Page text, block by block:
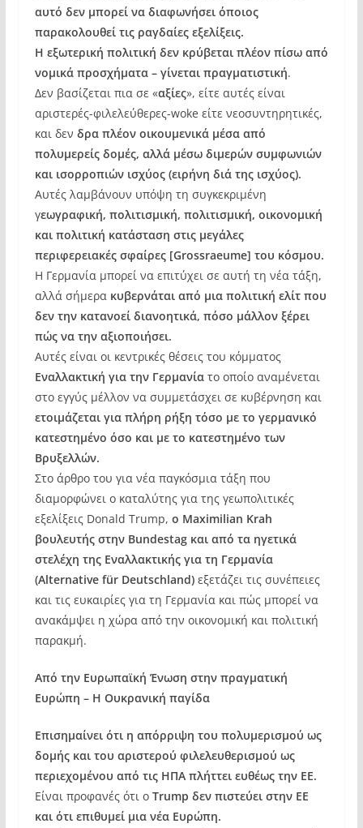
αυτό δεν μπορεί να διαφωνήσει όποιος
παρακολουθεί τις ραγδαίες εξελίξεις.
Η εξωτερική πολιτική δεν κρύβεται πλέον πίσω από
νομικά προσχήματα – γίνεται πραγματιστική.
Δεν βασίζεται πια σε «αξίες», είτε αυτές είναι
αριστερές-φιλελεύθερες-woke είτε νεοσυντηρητικές,
και δεν δρα πλέον οικουμενικά μέσα από
πολυμερείς δομές, αλλά μέσω διμερών συμφωνιών
και ισορροπιών ισχύος (ειρήνη διά της ισχύος).
Αυτές λαμβάνουν υπόψη τη συγκεκριμένη
γεωγραφική, πολιτισμική, πολιτισμική, οικονομική
και πολιτική κατάσταση στις μεγάλες
περιφερειακές σφαίρες [Grossraeume] του κόσμου.
Η Γερμανία μπορεί να επιτύχει σε αυτή τη νέα τάξη,
αλλά σήμερα κυβερνάται από μια πολιτική ελίτ που
δεν την κατανοεί διανοητικά, πόσο μάλλον ξέρει
πώς να την αξιοποιήσει.
Αυτές είναι οι κεντρικές θέσεις του κόμματος
Εναλλακτική για την Γερμανίατο οποίο αναμένεται
στο εγγύς μέλλον να συμμετάσχει σε κυβέρνηση και
ετοιμάζεται για πλήρη ρήξη τόσο με το γερμανικό
κατεστημένο όσο και με το κατεστημένο των
Βρυξελλών.
Στο άρθρο του για νέα παγκόσμια τάξη που
διαμορφώνει ο καταλύτης για της γεωπολιτικές
εξελίξεις Donald Trump, ο Maximilian Krah
βουλευτής στην Bundestag και από τα ηγετικά
στελέχη της Εναλλακτικής για τη Γερμανία
(Alternative für Deutschland)εξετάζει τις συνέπειες
και τις ευκαιρίες για τη Γερμανία και πώς μπορεί να
ανακάμψει η χώρα από την οικονομική και πολιτική
παρακμή.
Από την Ευρωπαϊκή Ένωση στην πραγματική
Ευρώπη – Η Ουκρανική παγίδα
Επισημαίνει ότι η απόρριψη του πολυμερισμού ως
δομής και του αριστερού φιλελευθερισμού ως
περιεχομένου από τις ΗΠΑ πλήττει ευθέως την ΕΕ.
Είναι προφανές ότι ο Trump δεν πιστεύει στην ΕΕ
και ότι επιθυμεί μια νέα Ευρώπη.